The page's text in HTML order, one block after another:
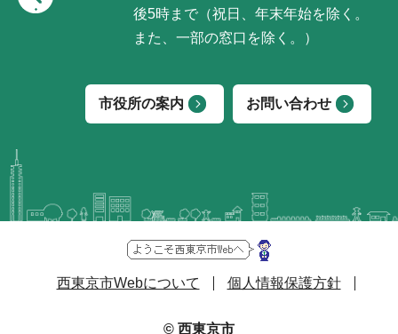
後5時まで（祝日、年末年始を除く。
また、一部の窓口を除く。）
市役所の案内 お問い合わせ
西東京市Webについて 個人情報保護方針
© 西東京市